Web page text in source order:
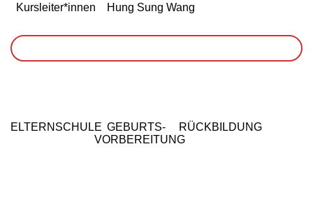
Kursleiter*innen Hung Sung Wang
ELTERNSCHULE GEBURTS-
VORBEREITUNG
RÜCKBILDUNG